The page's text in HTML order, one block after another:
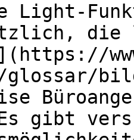
Light-
die
glossar/
gibt